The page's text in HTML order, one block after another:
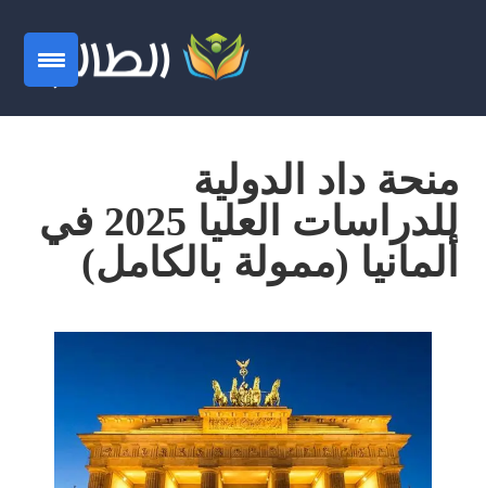
منحة داد الدولية
للدراسات العليا 2025 في
ألمانيا (ممولة بالكامل)